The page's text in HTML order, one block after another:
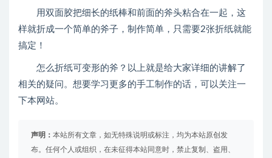
用双面胶把细长的纸棒和前面的斧头粘合在一起，这
样就折成一个简单的斧子，制作简单，只需要2张折纸就能
搞定！
怎么折纸可变形的斧？以上就是给大家详细的讲解了
相关的疑问。想要学习更多的手工制作的话，可以关注一
下本网站。
声明： 本站所有文章，如无特殊说明或标注，均为本站原创发
布。任何个人或组织，在未征得本站同意时，禁止复制、盗用、